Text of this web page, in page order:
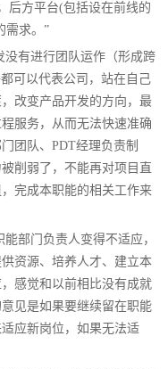
后方平台(包括设在前线的
需求。”
有进行团队运作（形成跨
可以代表公司，站在自己
改变产品开发的方向，最
服务，从而无法快速准确
团队、PDT经理负责制
削弱了，不能再对项目直
完成本职能的相关工作来
部门负责人变得不适应，
资源、培养人才、建立本
感觉和以前相比没有成就
见是如果要继续留在职能
应新岗位，如果无法适